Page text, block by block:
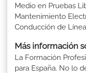
Medio en Pruebas
Mantenimiento
Conducción de
Más información
La Formación
para España. No lo